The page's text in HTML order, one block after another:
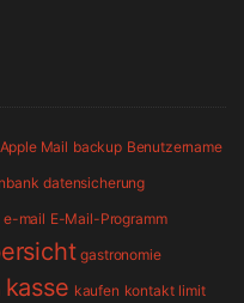
Apple Mail backup Benutzername
datensicherung
e-mail E-Mail-Programm
gastronomie
kasse kaufen kontakt limit